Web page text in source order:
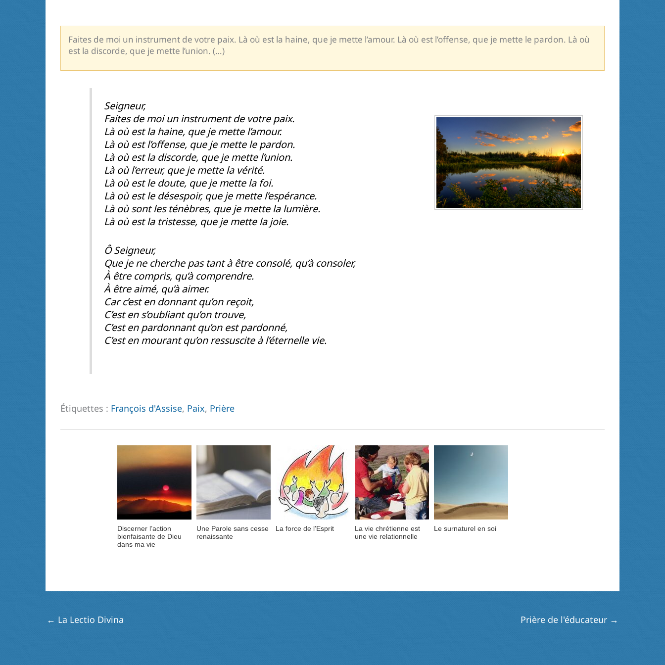
Faites de moi un instrument de votre paix. Là où est la haine, que je mette l’amour. Là où est l’offense, que je mette le pardon. Là où
est la discorde, que je mette l’union. (…)
Seigneur,
Faites de moi un instrument de votre paix.
Là où est la haine, que je mette l’amour.
Là où est l’offense, que je mette le pardon.
Là où est la discorde, que je mette l’union.
Là où l’erreur, que je mette la vérité.
Là où est le doute, que je mette la foi.
Là où est le désespoir, que je mette l’espérance.
Là où sont les ténèbres, que je mette la lumière.
Là où est la tristesse, que je mette la joie.
Ô Seigneur,
Que je ne cherche pas tant à être consolé, qu’à consoler,
À être compris, qu’à comprendre.
À être aimé, qu’à aimer.
Car c’est en donnant qu’on reçoit,
C’est en s’oubliant qu’on trouve,
C’est en pardonnant qu’on est pardonné,
C’est en mourant qu’on ressuscite à l’éternelle vie.
Étiquettes : François d'Assise, Paix, Prière
Discerner l’action
bienfaisante de Dieu
dans ma vie
Une Parole sans cesse
renaissante
La force de l'Esprit
La vie chrétienne est
une vie relationnelle
Le surnaturel en soi
← La Lectio Divina Prière de l'éducateur →